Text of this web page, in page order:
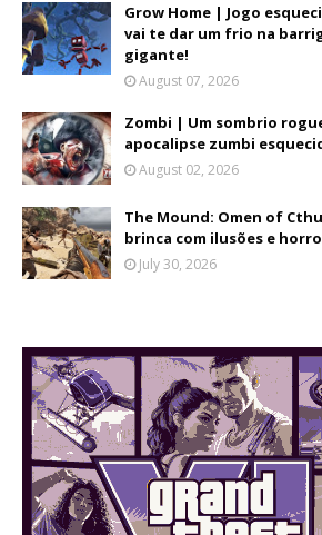
Grow Home | Jogo
vai te dar um frio na
gigante!
August 07, 2026
Zombi | Um sombrio
apocalipse zumbi
August 02, 2026
The Mound: Omen of
brinca com ilusões e
July 30, 2026